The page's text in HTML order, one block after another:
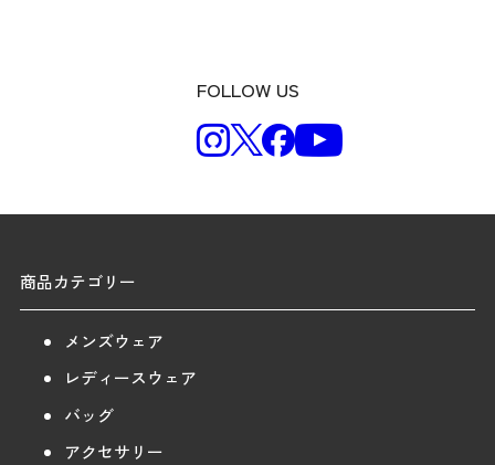
FOLLOW US
商品カテゴリー
メンズウェア
レディースウェア
バッグ
アクセサリー